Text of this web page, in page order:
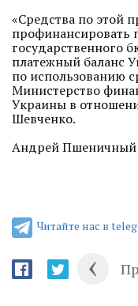
«Средства по этой
профинансировать
государственного
платежный баланс
по использованию
Министерство
Украины в
Шевченко.
Андрей Пшеничный
Читайте нас в